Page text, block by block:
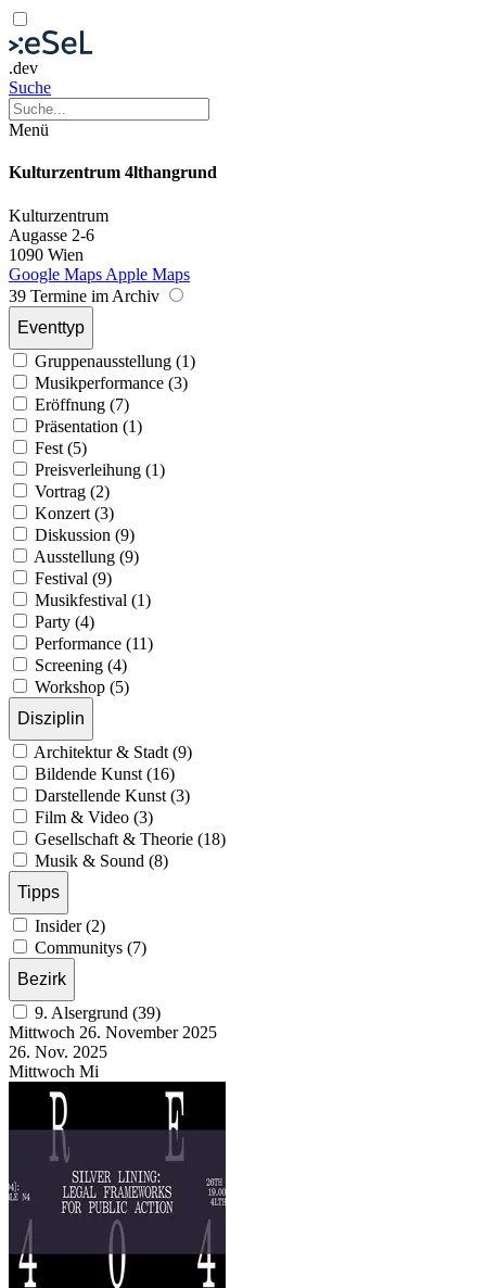
.dev
Suche
Menü
Kulturzentrum 4lthangrund
Kulturzentrum
Augasse 2-6
1090 Wien
Google Maps Apple Maps
39 Termine im Archiv
Eventtyp
Gruppenausstellung (1)
Musikperformance (3)
Eröffnung (7)
Präsentation (1)
Fest (5)
Preisverleihung (1)
Vortrag (2)
Konzert (3)
Diskussion (9)
Ausstellung (9)
Festival (9)
Musikfestival (1)
Party (4)
Performance (11)
Screening (4)
Workshop (5)
Disziplin
Architektur & Stadt (9)
Bildende Kunst (16)
Darstellende Kunst (3)
Film & Video (3)
Gesellschaft & Theorie (18)
Musik & Sound (8)
Tipps
Insider (2)
Communitys (7)
Bezirk
9. Alsergrund (39)
Mittwoch 26. November 2025
26. Nov. 2025
Mittwoch Mi